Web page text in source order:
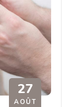
27
AOÛT